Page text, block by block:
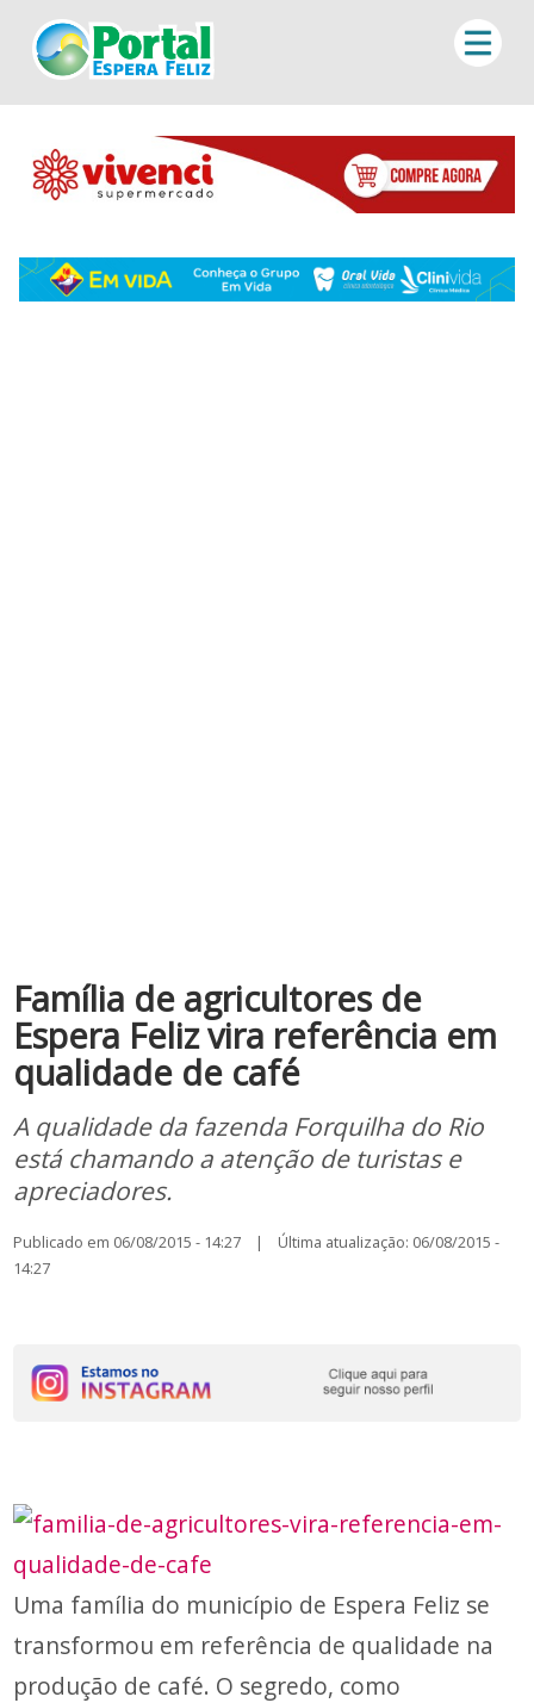
Família de agricultores de
Espera Feliz vira referência em
qualidade de café
A qualidade da fazenda Forquilha do Rio
está chamando a atenção de turistas e
apreciadores.
Publicado em 06/08/2015 - 14:27 | Última atualização: 06/08/2015 -
14:27
Uma família do município de Espera Feliz se
transformou em referência de qualidade na
produção de café. O segredo, como